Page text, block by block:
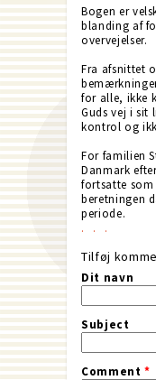
Bogen er
blanding af
overvejelser.
Fra afsnittet
for alle, ikke
Guds vej i sit
kontrol og
For familien
Danmark
fortsatte
beretningen
periode.
Tilføj
Dit navn
Subject
Comment*